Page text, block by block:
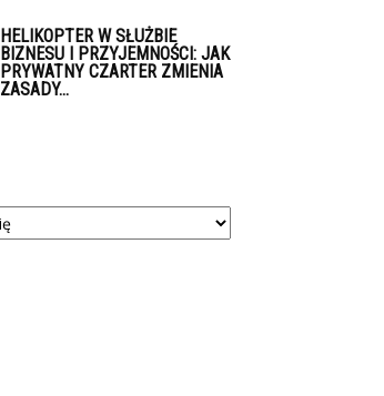
HELIKOPTER W SŁUŻBIE
BIZNESU I PRZYJEMNOŚCI: JAK
PRYWATNY CZARTER ZMIENIA
ZASADY...